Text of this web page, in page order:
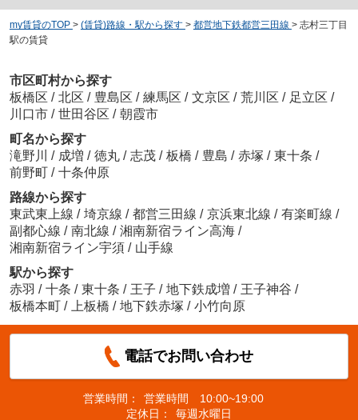
my賃貸のTOP > (賃貸)路線・駅から探す > 都営地下鉄都営三田線 > 志村三丁目
駅の賃貸
市区町村から探す
板橋区 / 北区 / 豊島区 / 練馬区 / 文京区 / 荒川区 / 足立区 /
川口市 / 世田谷区 / 朝霞市
町名から探す
滝野川 / 成増 / 徳丸 / 志茂 / 板橋 / 豊島 / 赤塚 / 東十条 /
前野町 / 十条仲原
路線から探す
東武東上線 / 埼京線 / 都営三田線 / 京浜東北線 / 有楽町線 /
副都心線 / 南北線 / 湘南新宿ライン高海 /
湘南新宿ライン宇須 / 山手線
駅から探す
赤羽 / 十条 / 東十条 / 王子 / 地下鉄成増 / 王子神谷 /
板橋本町 / 上板橋 / 地下鉄赤塚 / 小竹向原
電話でお問い合わせ
営業時間：
営業時間 10:00~19:00
定休日：
毎週水曜日